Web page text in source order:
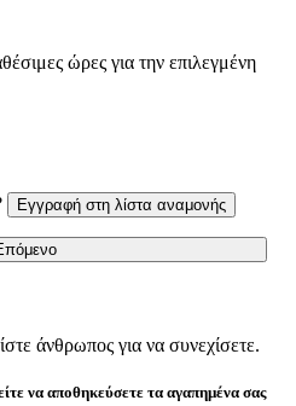
ώρες για την επιλεγμένη
Εγγραφή στη λίστα αναμονής
άνθρωπος για να συνεχίσετε.
να αποθηκεύσετε τα αγαπημένα σας